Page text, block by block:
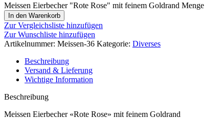
Meissen Eierbecher "Rote Rose" mit feinem Goldrand Menge
In den Warenkorb
Zur Vergleichsliste hinzufügen
Zur Wunschliste hinzufügen
Artikelnummer: Meissen-36 Kategorie: Diverses
Beschreibung
Versand & Lieferung
Wichtige Information
Beschreibung
Meissen Eierbecher «Rote Rose» mit feinem Goldrand